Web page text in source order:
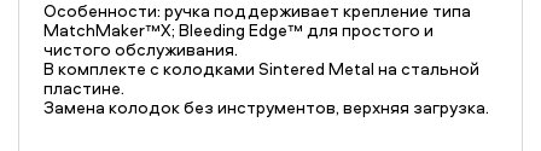
Особенности: ручка поддерживает крепление типа
MatchMaker™X; Bleeding Edge™ для простого и
чистого обслуживания.
В комплекте с колодками Sintered Metal на стальной
пластине.
Замена колодок без инструментов, верхняя загрузка.